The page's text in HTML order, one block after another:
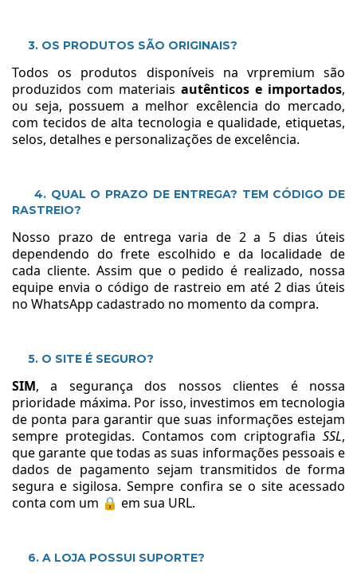
3. OS PRODUTOS SÃO ORIGINAIS?
Todos os produtos disponíveis na vrpremium são
produzidos com materiais autênticos e importados,
ou seja, possuem a melhor excêlencia do mercado,
com tecidos de alta tecnologia e qualidade, etiquetas,
selos, detalhes e personalizações de excelência.
4. QUAL O PRAZO DE ENTREGA? TEM CÓDIGO DE
RASTREIO?
Nosso prazo de entrega varia de 2 a 5 dias úteis
dependendo do frete escolhido e da localidade de
cada cliente. Assim que o pedido é realizado, nossa
equipe envia o código de rastreio em até 2 dias úteis
no WhatsApp cadastrado no momento da compra.
5. O SITE É SEGURO?
SIM, a segurança dos nossos clientes é nossa
prioridade máxima. Por isso, investimos em tecnologia
de ponta para garantir que suas informações estejam
sempre protegidas. Contamos com criptografia SSL,
que garante que todas as suas informações pessoais e
dados de pagamento sejam transmitidos de forma
segura e sigilosa. Sempre confira se o site acessado
conta com um 🔒 em sua URL.
6. A LOJA POSSUI SUPORTE?